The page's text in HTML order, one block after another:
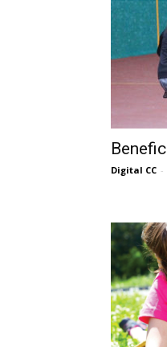
Digital CC -